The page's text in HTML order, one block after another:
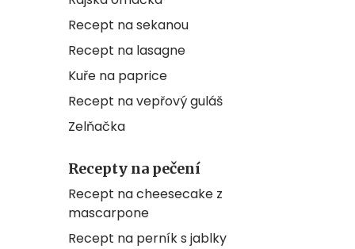
Recept na sekanou
Recept na lasagne
Kuře na paprice
Recept na vepřový guláš
Zelňačka
Recepty na pečení
Recept na cheesecake z
mascarpone
Recept na perník s jablky